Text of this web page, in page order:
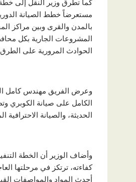
كما تطرق وزير النقل إلى
مستعرضاً خطط الصيانة
بالمدن والقرى وبين مراكز
المشروعات الجارية بكل
الحوادث المرورية على
وعرض الفريق مهندس كامل
الكامل على صيانة الكوبري
الحديثة، والصيانة
وأضاف الوزير أن الخطة
كفاءته، ترتكز في مرحلتها
أحدث المواد والمواصفات